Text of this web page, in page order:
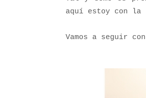
aquí estoy con la
Vamos a seguir